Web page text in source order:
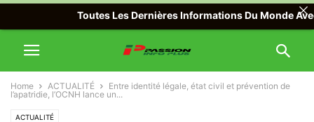
Home ACTUALITÉ
Entre identité légale, état civil et prévention de
l’apatridie, l’OCNH lance un...
ACTUALITÉ
Toutes Les Dernières Informations Du Monde Avec